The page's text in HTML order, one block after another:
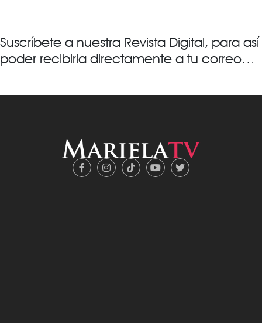
Suscríbete a nuestra Revista Digital, para así
poder recibirla directamente a tu correo…